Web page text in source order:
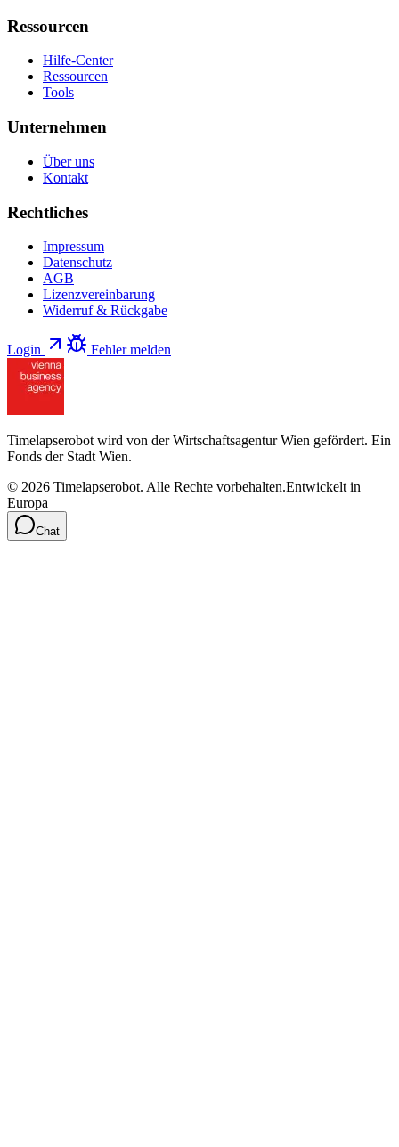
Ressourcen
Hilfe-Center
Ressourcen
Tools
Unternehmen
Über uns
Kontakt
Rechtliches
Impressum
Datenschutz
AGB
Lizenzvereinbarung
Widerruf & Rückgabe
Login Fehler melden
Timelapserobot wird von der Wirtschaftsagentur Wien gefördert. Ein
Fonds der Stadt Wien.
© 2026 Timelapserobot. Alle Rechte vorbehalten.Entwickelt in
Europa
Chat